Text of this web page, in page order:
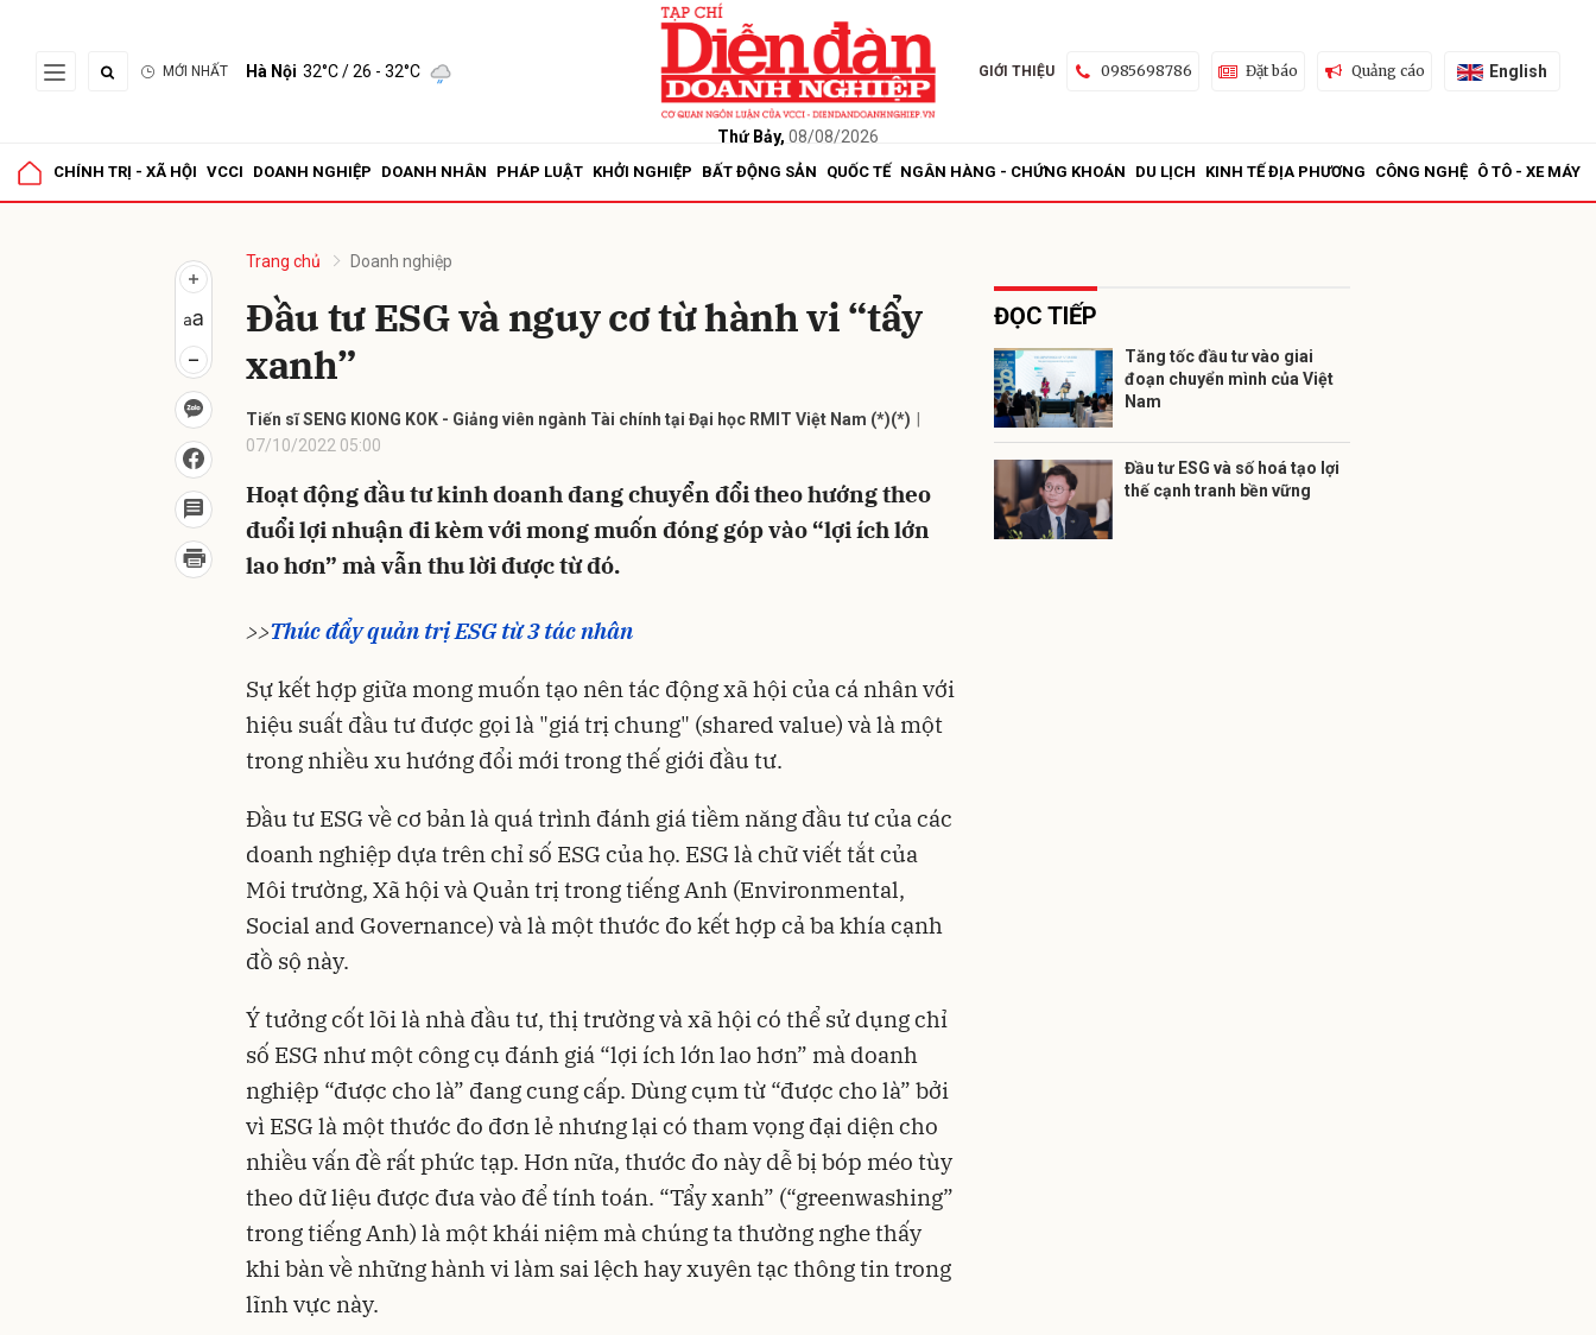
MỚI NHẤT Hà Nội 32°C/ 26 - 32°C
Thứ Bảy, 08/08/2026
GIỚI THIỆU 0985698786 Đặt báo Quảng cáo English
CHÍNH TRỊ - XÃ HỘI VCCI DOANH NGHIỆP DOANH NHÂN PHÁP LUẬT KHỞI NGHIỆP BẤT ĐỘNG SẢN QUỐC TẾ NGÂN HÀNG - CHỨNG KHOÁN DU LỊCH KINH TẾ ĐỊA PHƯƠNG CÔNG NGHỆ Ô TÔ - XE MÁY
Trang chủ Doanh nghiệp
Đầu tư ESG và nguy cơ từ hành vi “tẩy
xanh”
Tiến sĩ SENG KIONG KOK - Giảng viên ngành Tài chính tại Đại học RMIT Việt Nam (*)(*)
07/10/2022 05:00
Hoạt động đầu tư kinh doanh đang chuyển đổi theo hướng theo
đuổi lợi nhuận đi kèm với mong muốn đóng góp vào “lợi ích lớn
lao hơn” mà vẫn thu lời được từ đó.
>>Thúc đẩy quản trị ESG từ 3 tác nhân
Sự kết hợp giữa mong muốn tạo nên tác động xã hội của cá nhân với
hiệu suất đầu tư được gọi là "giá trị chung" (shared value) và là một
trong nhiều xu hướng đổi mới trong thế giới đầu tư.
Đầu tư ESG về cơ bản là quá trình đánh giá tiềm năng đầu tư của các
doanh nghiệp dựa trên chỉ số ESG của họ. ESG là chữ viết tắt của
Môi trường, Xã hội và Quản trị trong tiếng Anh (Environmental,
Social and Governance) và là một thước đo kết hợp cả ba khía cạnh
đồ sộ này.
Ý tưởng cốt lõi là nhà đầu tư, thị trường và xã hội có thể sử dụng chỉ
số ESG như một công cụ đánh giá “lợi ích lớn lao hơn” mà doanh
nghiệp “được cho là” đang cung cấp. Dùng cụm từ “được cho là” bởi
vì ESG là một thước đo đơn lẻ nhưng lại có tham vọng đại diện cho
nhiều vấn đề rất phức tạp. Hơn nữa, thước đo này dễ bị bóp méo tùy
theo dữ liệu được đưa vào để tính toán. “Tẩy xanh” (“greenwashing”
trong tiếng Anh) là một khái niệm mà chúng ta thường nghe thấy
khi bàn về những hành vi làm sai lệch hay xuyên tạc thông tin trong
lĩnh vực này.
ĐỌC TIẾP
Tăng tốc đầu tư vào giai
đoạn chuyển mình của Việt
Nam
Đầu tư ESG và số hoá tạo lợi
thế cạnh tranh bền vững
Gửi